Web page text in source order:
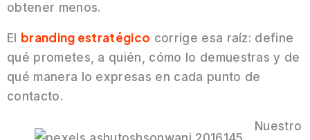
obtener menos.
El branding estratégico corrige esa raíz: define
qué prometes, a quién, cómo lo demuestras y de
qué manera lo expresas en cada punto de
contacto.
Nuestro